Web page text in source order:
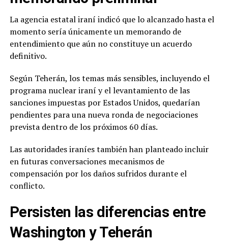
La agencia estatal iraní indicó que lo alcanzado hasta el
momento sería únicamente un memorando de
entendimiento que aún no constituye un acuerdo
definitivo.
Según Teherán, los temas más sensibles, incluyendo el
programa nuclear iraní y el levantamiento de las
sanciones impuestas por Estados Unidos, quedarían
pendientes para una nueva ronda de negociaciones
prevista dentro de los próximos 60 días.
Las autoridades iraníes también han planteado incluir
en futuras conversaciones mecanismos de
compensación por los daños sufridos durante el
conflicto.
Persisten las diferencias entre
Washington y Teherán